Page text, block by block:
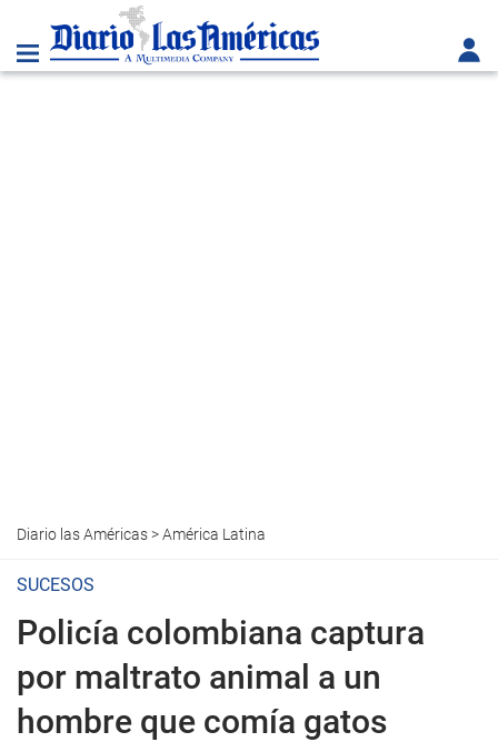
Diario las Américas>América Latina
SUCESOS
Policía colombiana captura
por maltrato animal a un
hombre que comía gatos